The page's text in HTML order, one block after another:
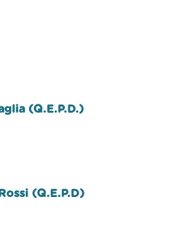
(Q.E.P.D.)
(Q.E.P.D)